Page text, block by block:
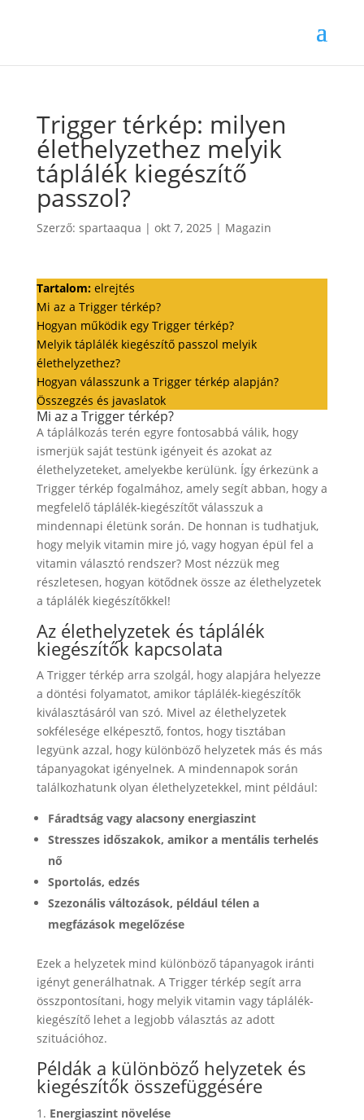
Trigger térkép: milyen
élethelyzethez melyik
táplálék kiegészítő
passzol?
Szerző: spartaaqua | okt 7, 2025 | Magazin
Tartalom: elrejtés
Mi az a Trigger térkép?
Hogyan működik egy Trigger térkép?
Melyik táplálék kiegészítő passzol melyik
élethelyzethez?
Hogyan válasszunk a Trigger térkép alapján?
Összegzés és javaslatok
Mi az a Trigger térkép?
A táplálkozás terén egyre fontosabbá válik, hogy
ismerjük saját testünk igényeit és azokat az
élethelyzeteket, amelyekbe kerülünk. Így érkezünk a
Trigger térkép fogalmához, amely segít abban, hogy a
megfelelő táplálék-kiegészítőt válasszuk a
mindennapi életünk során. De honnan is tudhatjuk,
hogy melyik vitamin mire jó, vagy hogyan épül fel a
vitamin választó rendszer? Most nézzük meg
részletesen, hogyan kötődnek össze az élethelyzetek
a táplálék kiegészítőkkel!
Az élethelyzetek és táplálék
kiegészítők kapcsolata
A Trigger térkép arra szolgál, hogy alapjára helyezze
a döntési folyamatot, amikor táplálék-kiegészítők
kiválasztásáról van szó. Mivel az élethelyzetek
sokfélesége elképesztő, fontos, hogy tisztában
legyünk azzal, hogy különböző helyzetek más és más
tápanyagokat igényelnek. A mindennapok során
találkozhatunk olyan élethelyzetekkel, mint például:
Fáradtság vagy alacsony energiaszint
Stresszes időszakok, amikor a mentális terhelés
nő
Sportolás, edzés
Szezonális változások, például télen a
megfázások megelőzése
Ezek a helyzetek mind különböző tápanyagok iránti
igényt generálhatnak. A Trigger térkép segít arra
összpontosítani, hogy melyik vitamin vagy táplálék-
kiegészítő lehet a legjobb választás az adott
szituációhoz.
Példák a különböző helyzetek és
kiegészítők összefüggésére
Energiaszint növelése